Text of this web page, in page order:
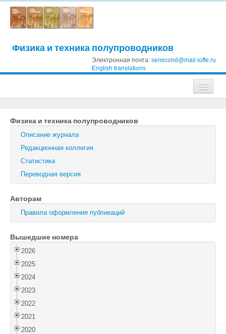
Физика и техника полупроводников
Электронная почта: semicond@mail.ioffe.ru
English translations
Журнал технической физики
Письма в Журнал технической физики
Физика твердого тела
Физика и техника полупроводников
Оптика и спектроскопия
Поиск
Войти
Физика и техника полупроводников
Описание журнала
Редакционная коллегия
Статистика
Переводная версия
Авторам
Правила оформления публикаций
Вышедшие номера
2026
2025
2024
2023
2022
2021
2020